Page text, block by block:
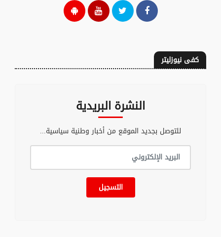
كفى نيوزليتر
النشرة البريدية
للتوصل بجديد الموقع من أخبار وطنية سياسية...
التسجيل